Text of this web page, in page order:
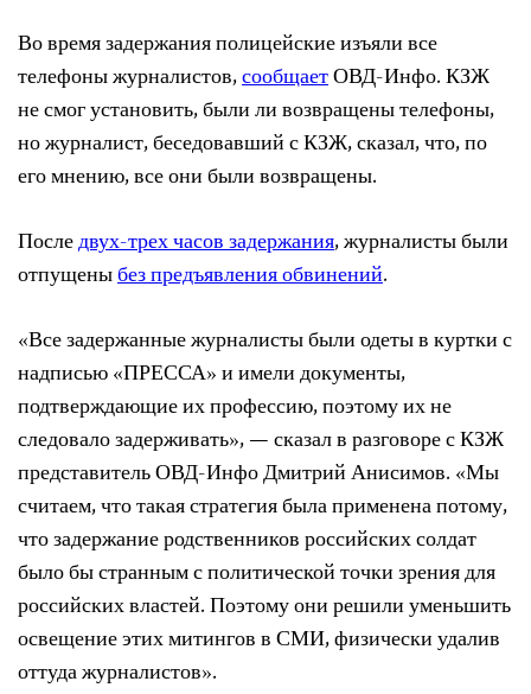
Во время задержания полицейские изъяли все
телефоны журналистов,сообщаетОВД-Инфо. КЗЖ
не смог установить, были ли возвращены телефоны,
но журналист, беседовавший с КЗЖ, сказал, что, по
его мнению, все они были возвращены.
Последвух-трех часов задержания, журналисты были
отпущеныбез предъявления обвинений.
«Все задержанные журналисты были одеты в куртки с
надписью «ПРЕССА» и имели документы,
подтверждающие их профессию, поэтому их не
следовало задерживать», — сказал в разговоре с КЗЖ
представитель ОВД-Инфо Дмитрий Анисимов. «Мы
считаем, что такая стратегия была применена потому,
что задержание родственников российских солдат
было бы странным с политической точки зрения для
российских властей. Поэтому они решили уменьшить
освещение этих митингов в СМИ, физически удалив
оттуда журналистов».